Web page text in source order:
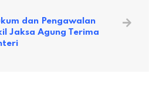
dan Pengawalan
Jaksa Agung Terima